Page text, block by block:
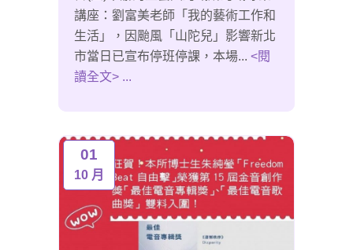
講座：劉富美老師「我的藝術工作和
生活」，因颱風「山陀兒」影響新北
市當日已宣布停班停課，本場... <閱
讀全文> ...
01
10 月